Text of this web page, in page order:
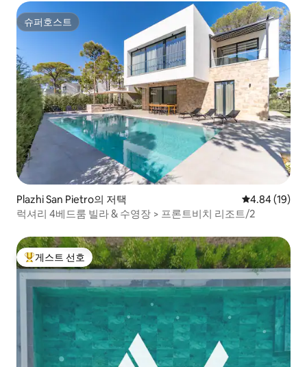
슈퍼호스트
슈퍼호스트
Plazhi San Pietro의 저택 평점 4.84점(5
4.84 (19)
럭셔리 4베드룸 빌라 & 수영장 > 프론트비치 리조트/2
상위 게스트 선호
게스트 선호